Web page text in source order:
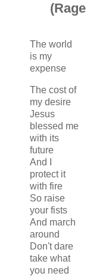
The world
is my
expense
The cost of
my desire
Jesus
blessed me
with its
future
And I
protect it
with fire
So raise
your fists
And march
around
Don't dare
take what
you need